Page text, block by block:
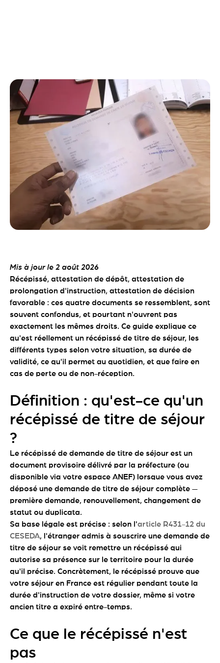
Mis à jour le 2 août 2026
Récépissé, attestation de dépôt, attestation de
prolongation d'instruction, attestation de décision
favorable : ces quatre documents se ressemblent, sont
souvent confondus, et pourtant n'ouvrent pas
exactement les mêmes droits. Ce guide explique ce
qu'est réellement un récépissé de titre de séjour, les
différents types selon votre situation, sa durée de
validité, ce qu'il permet au quotidien, et que faire en
cas de perte ou de non-réception.
Définition : qu'est-ce qu'un
récépissé de titre de séjour
?
Le récépissé de demande de titre de séjour est un
document provisoire délivré par la préfecture (ou
disponible via votre espace ANEF) lorsque vous avez
déposé une demande de titre de séjour complète —
première demande, renouvellement, changement de
statut ou duplicata.
Sa base légale est précise : selon l'article R431-12 du
CESEDA, l'étranger admis à souscrire une demande de
titre de séjour se voit remettre un récépissé qui
autorise sa présence sur le territoire pour la durée
qu'il précise. Concrètement, le récépissé prouve que
votre séjour en France est régulier pendant toute la
durée d'instruction de votre dossier, même si votre
ancien titre a expiré entre-temps.
Ce que le récépissé n'est
pas